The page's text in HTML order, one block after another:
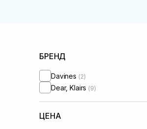
БРЕНД
Davines (2)
Dear, Klairs (9)
ЦЕНА